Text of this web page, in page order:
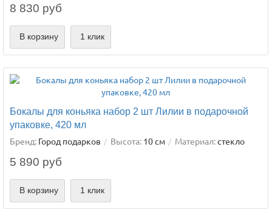
8 830 руб
В корзину 1 клик
Бокалы для коньяка набор 2 шт Лилии в подарочной
упаковке, 420 мл
Бренд: Город подарков Высота: 10 см Материал:стекло
5 890 руб
В корзину 1 клик